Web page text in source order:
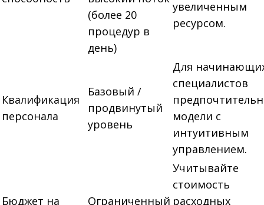
(более 20
процедур в
день)
увеличенным
ресурсом.
Квалификация
персонала
Базовый /
продвинутый
уровень
Для
специалистов
модели с
интуитивным
управлением.
Бюджет на
Ограниченный
Учитывайте
стоимость
расходных